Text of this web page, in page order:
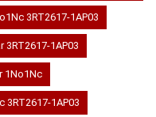
3RT2617-1AP03
3RT2617-1AP03
1No1Nc
3RT2617-1AP03